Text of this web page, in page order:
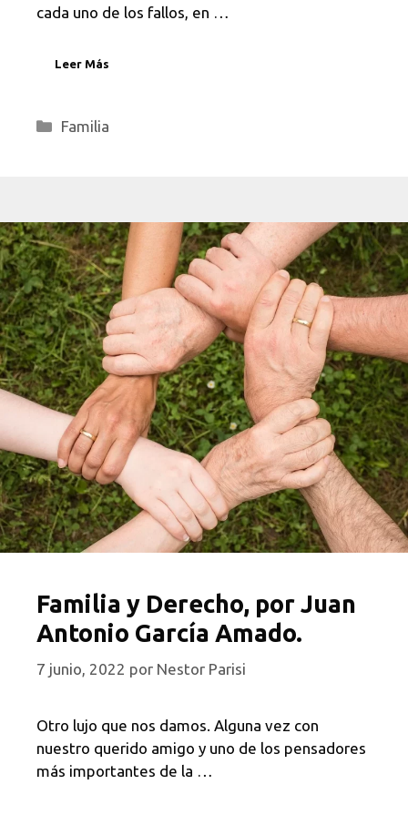
cada uno de los fallos, en …
Leer Más
Categorías
Familia
Familia y Derecho, por Juan
Antonio García Amado.
7 junio, 2022 por Nestor Parisi
Otro lujo que nos damos. Alguna vez con
nuestro querido amigo y uno de los pensadores
más importantes de la …